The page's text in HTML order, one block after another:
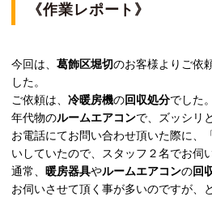
《作業レポート》
今回は、 葛飾区堀切のお客様よりご依
した。
ご依頼は、 冷暖房機の回収処分でした。
年代物のルームエアコンで、ズッシリ
お電話にてお問い合わせ頂いた際に、
いしていたので、スタッフ２名でお伺
通常、 暖房器具やルームエアコンの回
お伺いさせて頂く事が多いのですが、